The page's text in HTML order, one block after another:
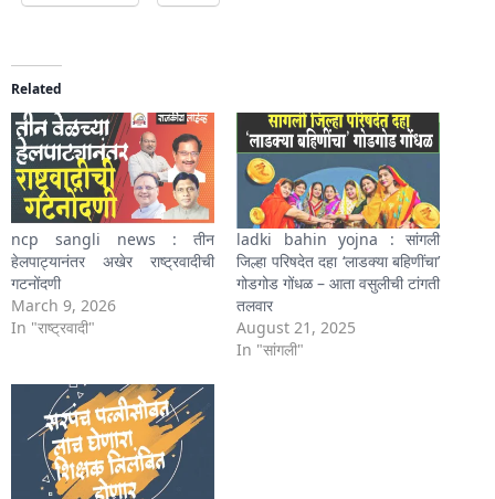
Related
ncp sangli news : तीन
हेलपाट्यानंतर अखेर राष्ट्रवादीची
गटनोंदणी
March 9, 2026
In "राष्ट्रवादी"
ladki bahin yojna : सांगली
जिल्हा परिषदेत दहा ‘लाडक्या बहिणींचा’
गोडगोड गोंधळ – आता वसुलीची टांगती
तलवार
August 21, 2025
In "सांगली"